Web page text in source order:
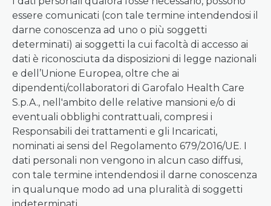
essere comunicati (con tale termine intendendosi il
darne conoscenza ad uno o più soggetti
determinati) ai soggetti la cui facoltà di accesso ai
dati è riconosciuta da disposizioni di legge nazionali
e dell’Unione Europea, oltre che ai
dipendenti/collaboratori di Garofalo Health Care
S.p.A., nell'ambito delle relative mansioni e/o di
eventuali obblighi contrattuali, compresi i
Responsabili dei trattamenti e gli Incaricati,
nominati ai sensi del Regolamento 679/2016/UE. I
dati personali non vengono in alcun caso diffusi,
con tale termine intendendosi il darne conoscenza
in qualunque modo ad una pluralità di soggetti